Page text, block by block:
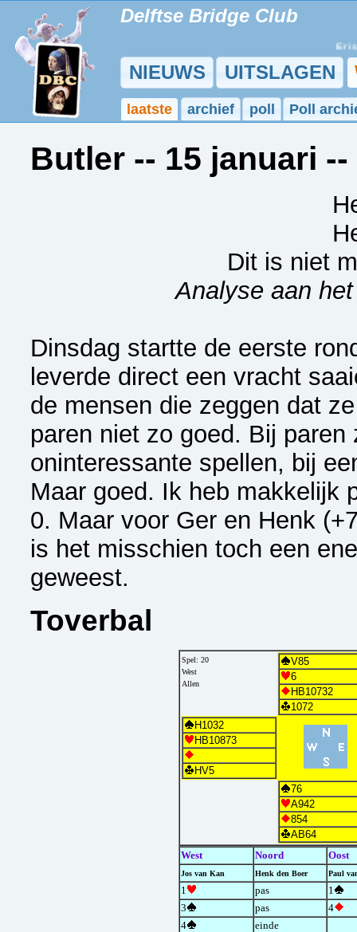
Delftse Bridge Club
Er is
NIEUWS UITSLAGEN
laatste archief poll Poll
Butler -- 15 januari
Dit is niet
Analyse aan
Dinsdag startte de eerste
leverde direct een vracht
de mensen die zeggen dat
paren niet zo goed. Bij paren
oninteressante spellen, bij
Maar goed. Ik heb makkelijk
0. Maar voor Ger en Henk
is het misschien toch een
geweest.
Toverbal
Spel: 20
West
Allen
V85
6
HB10732
1072
H1032
HB10873
HV5
76
A942
854
AB64
West
Noord Oost
Jos van Kan Henk den Boer Paul
1 pas
1
3
pas
4
4
einde